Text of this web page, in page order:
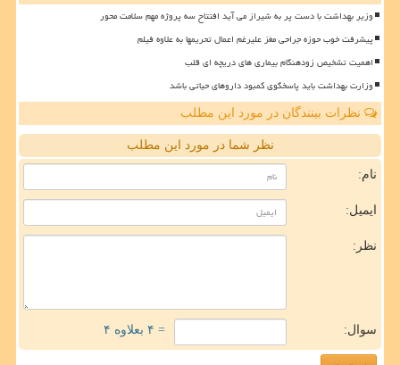
وزیر بهداشت با دست پر به شیراز می آید افتتاح سه پروژه مهم سلامت محور
پیشرفت خوب حوزه جراحی مغز علیرغم اعمال تحریمها به علاوه فیلم
اهمیت تشخیص زودهنگام بیماری های دریچه ای قلب
وزارت بهداشت باید پاسخگوی کمبود داروهای حیاتی باشد
نظرات بینندگان در مورد این مطلب
نظر شما در مورد این مطلب
نام:
ایمیل:
نظر:
سوال: = ۴ بعلاوه ۴